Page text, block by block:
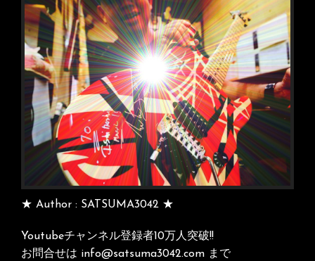
の
ス
ー
パ
ー
セ
ッ
シ
ョ
ン
終
了！
ー
シ
ョ
ン
★ Author : SATSUMA3042 ★
Youtubeチャンネル登録者10万人突破!!
お問合せは info@satsuma3042.com まで